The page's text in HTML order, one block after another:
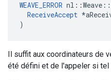
WEAVE_ERROR
ReceiveAccept
)
Il suffit aux coordinateurs de
été défini et de l'appeler si tel